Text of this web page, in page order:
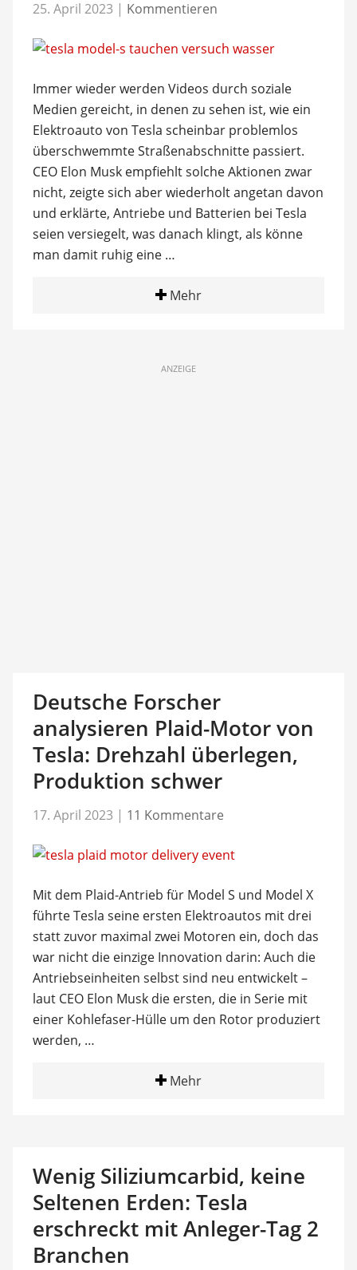
25. April 2023 | Kommentieren
Immer wieder werden Videos durch soziale
Medien gereicht, in denen zu sehen ist, wie ein
Elektroauto von Tesla scheinbar problemlos
überschwemmte Straßenabschnitte passiert.
CEO Elon Musk empfiehlt solche Aktionen zwar
nicht, zeigte sich aber wiederholt angetan davon
und erklärte, Antriebe und Batterien bei Tesla
seien versiegelt, was danach klingt, als könne
man damit ruhig eine …
Mehr
ANZEIGE
Deutsche Forscher
analysieren Plaid-Motor von
Tesla: Drehzahl überlegen,
Produktion schwer
17. April 2023 | 11 Kommentare
Mit dem Plaid-Antrieb für Model S und Model X
führte Tesla seine ersten Elektroautos mit drei
statt zuvor maximal zwei Motoren ein, doch das
war nicht die einzige Innovation darin: Auch die
Antriebseinheiten selbst sind neu entwickelt –
laut CEO Elon Musk die ersten, die in Serie mit
einer Kohlefaser-Hülle um den Rotor produziert
werden, …
Mehr
Wenig Siliziumcarbid, keine
Seltenen Erden: Tesla
erschreckt mit Anleger-Tag 2
Branchen